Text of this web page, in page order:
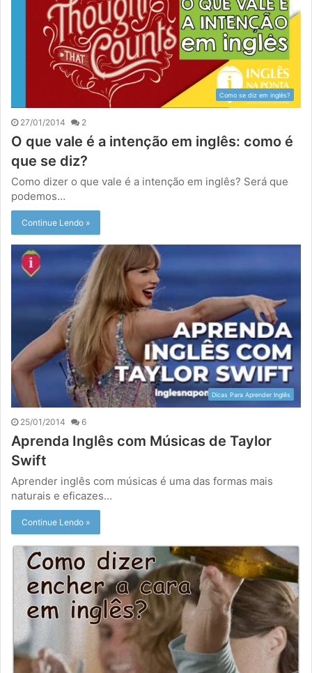
Como se diz em inglês?
27/01/2014 2
O que vale é a intenção em inglês: como é
que se diz?
Como dizer o que vale é a intenção em inglês? Será que
podemos…
Continue Lendo »
Dicas Para Aprender Inglês
25/01/2014 6
Aprenda Inglês com Músicas de Taylor
Swift
Aprender inglês com músicas é uma das formas mais
naturais e eficazes…
Continue Lendo »